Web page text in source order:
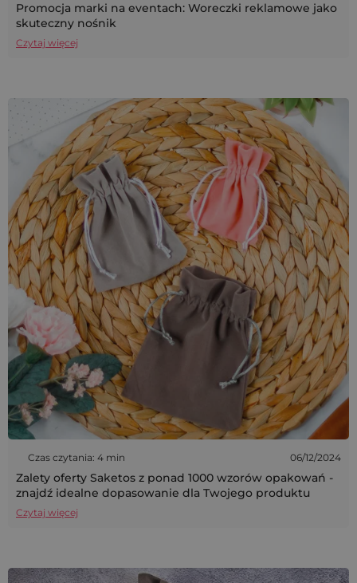
Promocja marki na eventach: Woreczki reklamowe jako
skuteczny nośnik
Czytaj więcej
Czas czytania: 4 min 06/12/2024
Zalety oferty Saketos z ponad 1000 wzorów opakowań -
znajdź idealne dopasowanie dla Twojego produktu
Czytaj więcej